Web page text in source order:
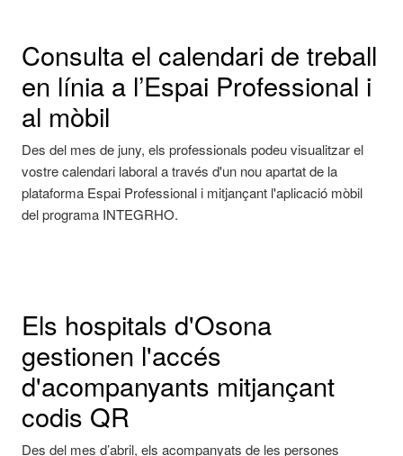
Consulta el calendari de treball
en línia a l’Espai Professional i
al mòbil
Des del mes de juny, els professionals podeu visualitzar el
vostre calendari laboral a través d'un nou apartat de la
plataforma Espai Professional i mitjançant l'aplicació mòbil
del programa INTEGRHO.
Els hospitals d'Osona
gestionen l'accés
d'acompanyants mitjançant
codis QR
Des del mes d’abril, els acompanyats de les persones